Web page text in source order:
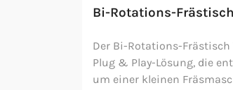
Bi-Rotations-Frästisch
Der Bi-Rotations-Frästisch
Plug & Play-Lösung, die
um einer kleinen